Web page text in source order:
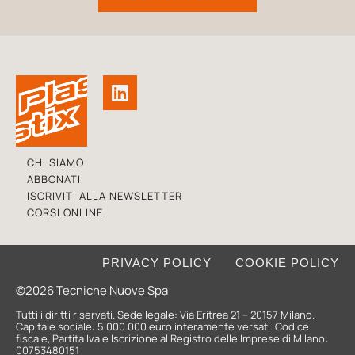
CHI SIAMO
ABBONATI
ISCRIVITI ALLA NEWSLETTER
CORSI ONLINE
©2026 Tecniche Nuove Spa
PRIVACY POLICY COOKIE POLICY
Tutti i diritti riservati. Sede legale: Via Eritrea 21 – 20157 Milano.
Capitale sociale: 5.000.000 euro interamente versati. Codice
fiscale, Partita Iva e Iscrizione al Registro delle Imprese di Milano:
00753480151